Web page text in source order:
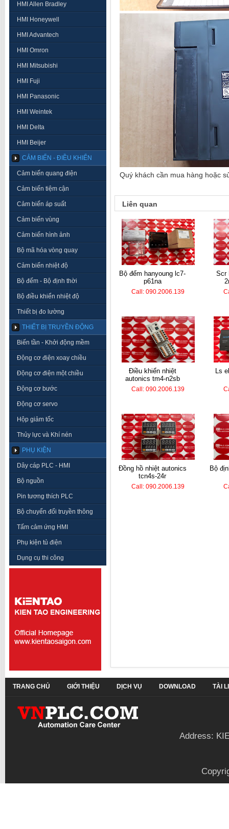
HMI Allen Bradley
HMI Honeywell
HMI Advantech
HMI Omron
HMI Mitsubishi
HMI Fuji
HMI Panasonic
HMI Weintek
HMI Delta
HMI Beijer
CẢM BIẾN - ĐIỀU KHIỂN
Cảm biến quang điện
Cảm biến tiệm cận
Cảm biến áp suất
Cảm biến vùng
Cảm biến hình ảnh
Bộ mã hóa vòng quay
Cảm biến nhiệt độ
Bộ đếm - Bộ định thời
Bộ điều khiển nhiệt độ
Thiết bị đo lường
THIẾT BỊ TRUYỀN ĐỘNG
Biến tần - Khởi động mềm
Động cơ điện xoay chiều
Động cơ điện một chiều
Động cơ bước
Động cơ servo
Hộp giảm tốc
Thủy lực và Khí nén
PHỤ KIỆN
Dây cáp PLC - HMI
Bộ nguồn
Pin tương thích PLC
Bộ chuyển đổi truyền thông
Tấm cảm ứng HMI
Phụ kiện tủ điện
Dụng cụ thi công
Quý khách cần mua hàng hoặc
Liên quan
bộ đếm hanyoung lc7-
p61na
Call: 090.2006.139
scr hanyoung tpr2-
điều khiển nhiệt
autonics tm4-n2sb
Call: 090.2006.139
ls electric plc k7m-
đồng hồ nhiệt autonics
tcn4s-24r
Call: 090.2006.139
bộ định thời koino ktm-
TRANG CHỦ GIỚI THIỆU DỊCH VỤ DOWNLOAD TÀI
Address: